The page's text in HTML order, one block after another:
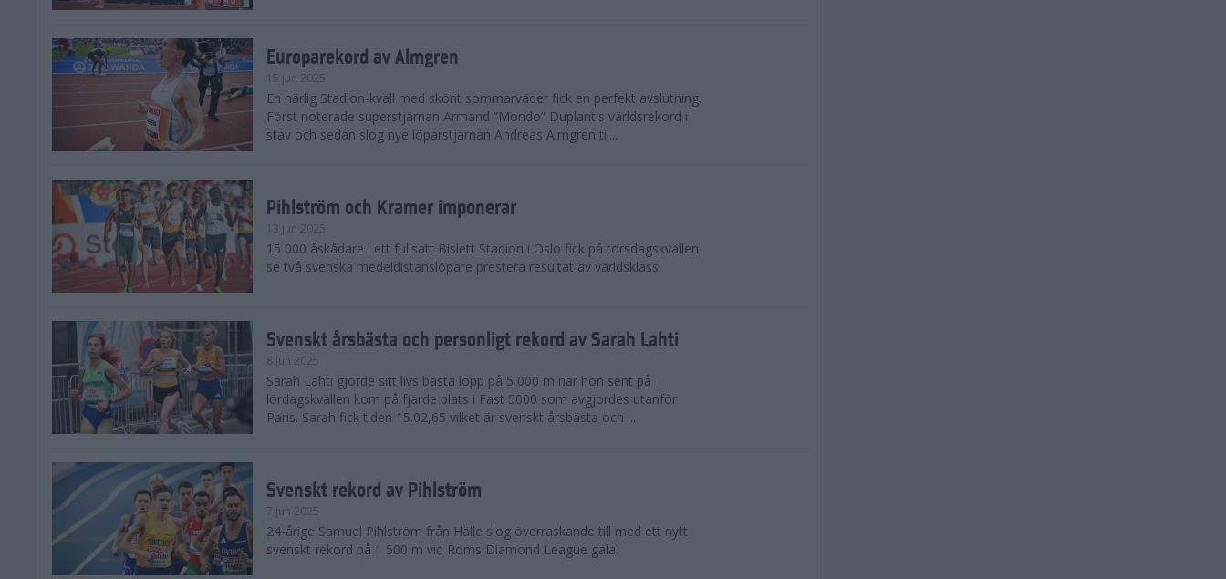
Europarekord av Almgren
15 jun 2025
En härlig Stadion-kväll med skönt sommarväder fick en perfekt avslutning.
Först noterade superstjärnan Armand ”Mondo” Duplantis världsrekord i
stav och sedan slog nye löparstjärnan Andreas Almgren til...
Pihlström och Kramer imponerar
13 jun 2025
15 000 åskådare i ett fullsatt Bislett Stadion i Oslo fick på torsdagskvällen
se två svenska medeldistanslöpare prestera resultat av världsklass.
Svenskt årsbästa och personligt rekord av Sarah Lahti
8 jun 2025
Sarah Lahti gjorde sitt livs bästa lopp på 5 000 m när hon sent på
lördagskvällen kom på fjärde plats i Fast 5000 som avgjordes utanför
Paris. Sarah fick tiden 15.02,65 vilket är svenskt årsbästa och ...
Svenskt rekord av Pihlström
7 jun 2025
24-årige Samuel Pihlström från Hälle slog överraskande till med ett nytt
svenskt rekord på 1 500 m vid Roms Diamond League gala.